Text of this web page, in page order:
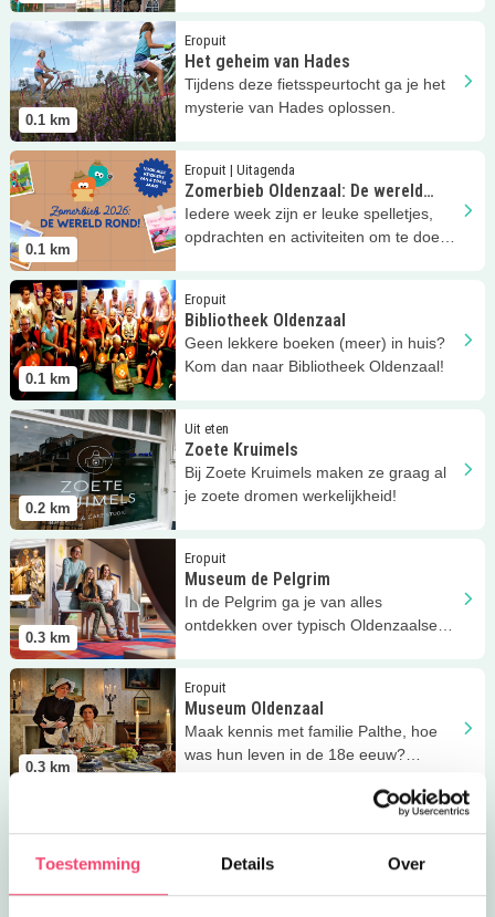
Toestemming Details Over
0.1 km
Eropuit
Het geheim van Hades
Tijdens deze fietsspeurtocht ga je het
mysterie van Hades oplossen.
Lees meer Het geheim van Hades
0.1 km
Eropuit | Uitagenda
Zomerbieb Oldenzaal: De wereld
rond
Iedere week zijn er leuke spelletjes,
opdrachten en activiteiten om te doen,
Lees meer Zomerbieb Oldenzaal: De wereld rond
0.1 km
Eropuit
Bibliotheek Oldenzaal
Geen lekkere boeken (meer) in huis?
Kom dan naar Bibliotheek Oldenzaal!
Lees meer Bibliotheek Oldenzaal
0.2 km
Uit eten
Zoete Kruimels
Bij Zoete Kruimels maken ze graag al
je zoete dromen werkelijkheid!
Lees meer Zoete Kruimels
0.3 km
Eropuit
Museum de Pelgrim
In de Pelgrim ga je van alles
ontdekken over typisch Oldenzaalse
Lees meer Museum de Pelgrim
0.3 km
Eropuit
Museum Oldenzaal
Maak kennis met familie Palthe, hoe
was hun leven in de 18e eeuw?
Lees meer Museum Oldenzaal
0.3 km
Kinderfeestje in het museum
Wordt het een ridderfeestje,